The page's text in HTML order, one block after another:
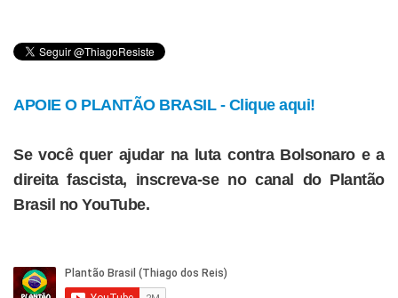
APOIE O PLANTÃO BRASIL - Clique aqui!
Se você quer ajudar na luta contra Bolsonaro e a
direita fascista, inscreva-se no canal do Plantão
Brasil no YouTube.